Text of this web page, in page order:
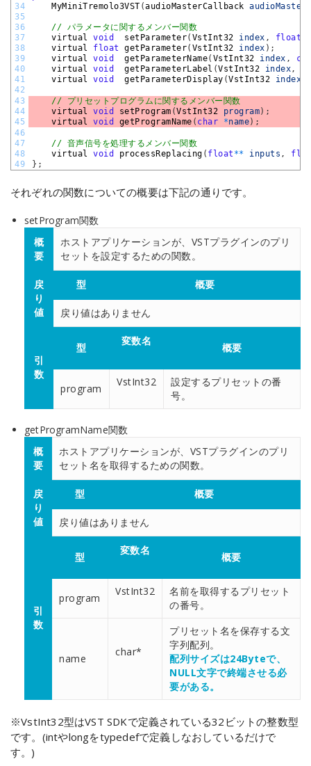
34
35
36
37
38
39
40
41
42
43
44
45
46
47
48
49
MyMiniTremolo3VST (audioMasterCallback audioMaster
// パラメータに関するメンバー関数
virtual void setParameter( VstInt32 index , float
virtual float getParameter( VstInt32 index ) ;
virtual void getParameterName( VstInt32 index ,
virtual void getParameterLabel (VstInt32 index,
virtual void getParameterDisplay (VstInt32 index
// プリセットプログラムに関するメンバー関数
virtual void setProgram (VstInt32 program) ;
virtual void getProgramName ( char *name) ;
// 音声信号を処理するメンバー関数
virtual void processReplacing ( float ** inputs ,
} ;
それぞれの関数についての概要は下記の通りです。
setProgram関数
概
要
ホストアプリケーションが、VSTプラグインのプリ
セットを設定するための関数。
戻
り
値
型 概要
戻り値はありません
引
数
型
変数名
概要
program
VstInt32
設定するプリセットの番
号。
getProgramName関数
概
要
ホストアプリケーションが、VSTプラグインのプリ
セット名を取得するための関数。
戻
り
値
型 概要
戻り値はありません
引
数
型
変数名
概要
program
VstInt32
名前を取得するプリセット
の番号。
name
char*
プリセット名を保存する文
字列配列。
配列サイズは24Byteで、
NULL文字で終端させる必
要がある。
※VstInt32型はVST SDKで定義されている32ビットの整数型
です。(intやlongをtypedefで定義しなおしているだけで
す。)